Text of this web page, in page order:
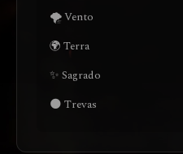
🌪️ Vento
🌍 Terra
✨ Sagrado
🌑 Trevas